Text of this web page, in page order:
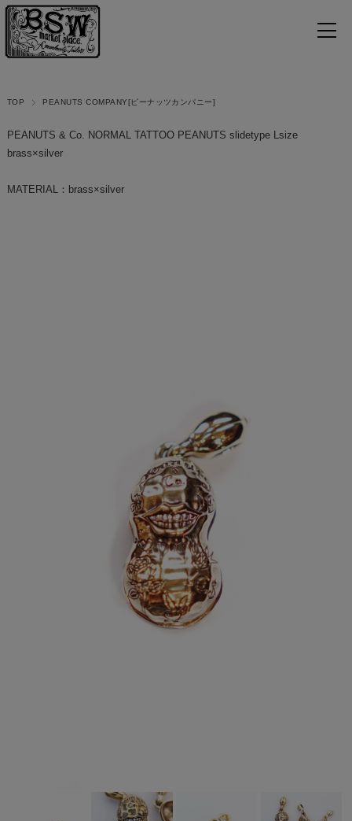
TOP PEANUTS COMPANY[ピーナッツカンパニー]
PEANUTS & Co. NORMAL TATTOO PEANUTS slidetype Lsize
brass×silver
MATERIAL：brass×silver